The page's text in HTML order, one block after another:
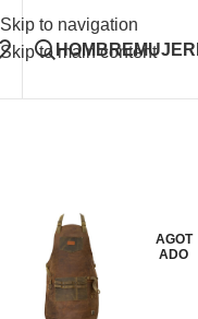
Skip to navigation
Skip to main content
HOMBREMUJER
AGOT
ADO